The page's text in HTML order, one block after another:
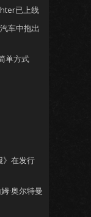
已上线
车中拖出
单方式
》在发行
·奥尔特曼